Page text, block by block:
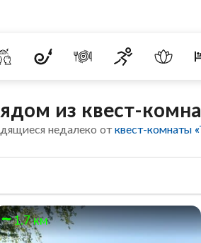
из квест-
недалеко отквест-комнаты
1.7 км